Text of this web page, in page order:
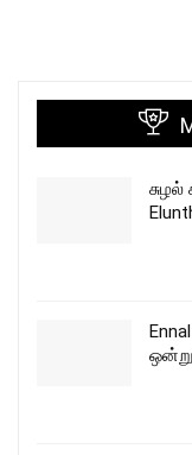
சுழல்